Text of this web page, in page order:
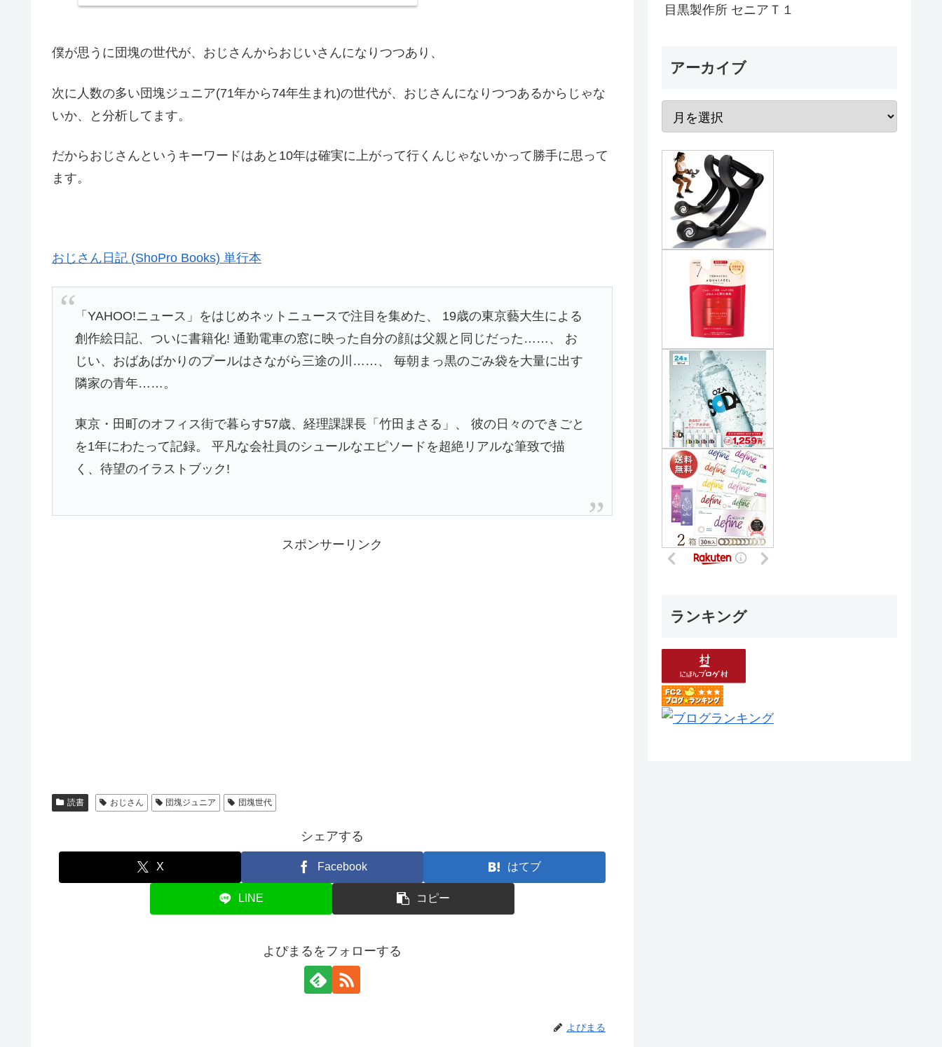
僕が思うに団塊の世代が、おじさんからおじいさんになりつつあり、
次に人数の多い団塊ジュニア(71年から74年生まれ)の世代が、おじさんになりつつあるからじゃな
いか、と分析してます。
だからおじさんというキーワードはあと10年は確実に上がって行くんじゃないかって勝手に思って
ます。
おじさん日記 (ShoPro Books) 単行本
「YAHOO!ニュース」をはじめネットニュースで注目を集めた、 19歳の東京藝大生による
創作絵日記、ついに書籍化! 通勤電車の窓に映った自分の顔は父親と同じだった……、 お
じい、おばあばかりのプールはさながら三途の川……、 毎朝まっ黒のごみ袋を大量に出す
隣家の青年……。
東京・田町のオフィス街で暮らす57歳、経理課課長「竹田まさる」、 彼の日々のできごと
を1年にわたって記録。 平凡な会社員のシュールなエピソードを超絶リアルな筆致で描
く、待望のイラストブック!
スポンサーリンク
読書 おじさん 団塊ジュニア 団塊世代
シェアする
X Facebook はてブ
LINE コピー
よぴまるをフォローする
よぴまる
目黒製作所 セニアＴ１
アーカイブ
ランキング